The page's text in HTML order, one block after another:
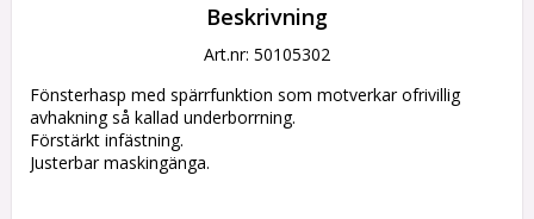
Beskrivning
Art.nr: 50105302
Fönsterhasp med spärrfunktion som motverkar ofrivillig
avhakning så kallad underborrning.
Förstärkt infästning.
Justerbar maskingänga.